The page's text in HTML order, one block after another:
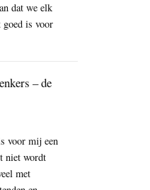
dat we elk
goed is voor
– de
voor mij een
niet wordt
met